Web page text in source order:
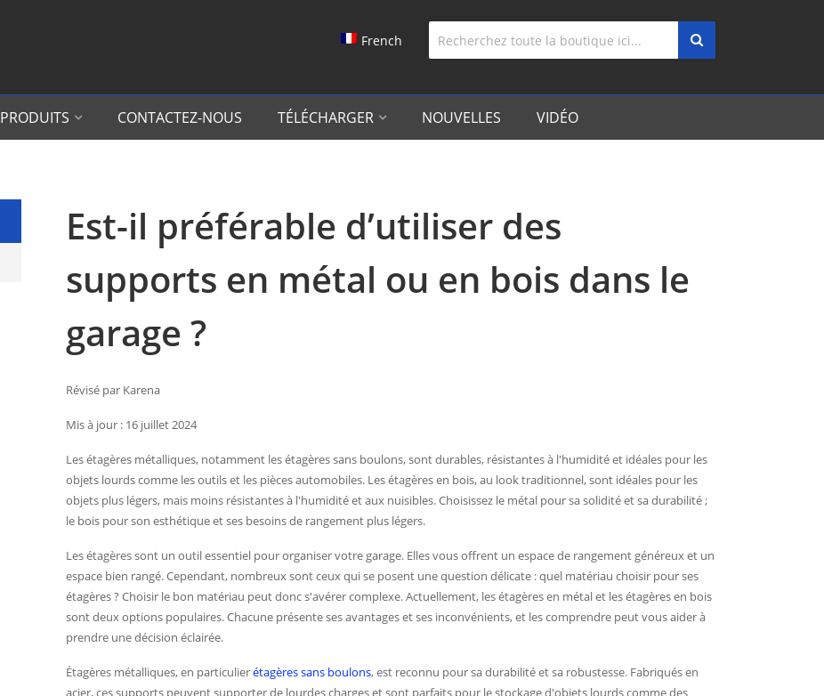
French
PRODUITS CONTACTEZ-NOUS TÉLÉCHARGER NOUVELLES VIDÉO
Est-il préférable d’utiliser des
supports en métal ou en bois dans le
garage ?
Révisé par Karena
Mis à jour : 16 juillet 2024
Les étagères métalliques, notamment les étagères sans boulons, sont durables, résistantes à l'humidité et idéales pour les
objets lourds comme les outils et les pièces automobiles. Les étagères en bois, au look traditionnel, sont idéales pour les
objets plus légers, mais moins résistantes à l'humidité et aux nuisibles. Choisissez le métal pour sa solidité et sa durabilité ;
le bois pour son esthétique et ses besoins de rangement plus légers.
Les étagères sont un outil essentiel pour organiser votre garage. Elles vous offrent un espace de rangement généreux et un
espace bien rangé. Cependant, nombreux sont ceux qui se posent une question délicate : quel matériau choisir pour ses
étagères ? Choisir le bon matériau peut donc s'avérer complexe. Actuellement, les étagères en métal et les étagères en bois
sont deux options populaires. Chacune présente ses avantages et ses inconvénients, et les comprendre peut vous aider à
prendre une décision éclairée.
Étagères métalliques, en particulierétagères sans boulons, est reconnu pour sa durabilité et sa robustesse. Fabriqués en
acier, ces supports peuvent supporter de lourdes charges et sont parfaits pour le stockage d'objets lourds comme des